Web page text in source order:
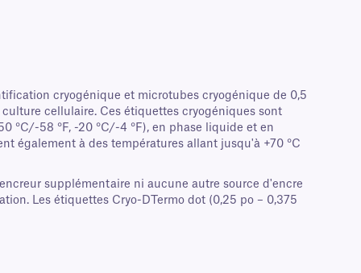
cryogénique et microtubes cryogénique de 0,5
cellulaire. Ces étiquettes cryogéniques sont
°C/-58 °F, -20 °C/-4 °F), en phase liquide et en
également à des températures allant jusqu'à +70 °C
supplémentaire ni aucune autre source d'encre
Les étiquettes Cryo-DTermo dot (0,25 po – 0,375